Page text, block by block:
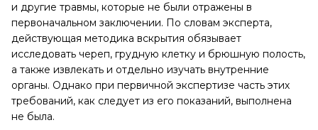
и другие травмы, которые не были отражены в
первоначальном заключении. По словам эксперта,
действующая методика вскрытия обязывает
исследовать череп, грудную клетку и брюшную полость,
а также извлекать и отдельно изучать внутренние
органы. Однако при первичной экспертизе часть этих
требований, как следует из его показаний, выполнена
не была.